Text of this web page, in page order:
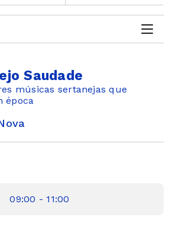
Saudade
músicas sertanejas que
época
09:00 - 11:00